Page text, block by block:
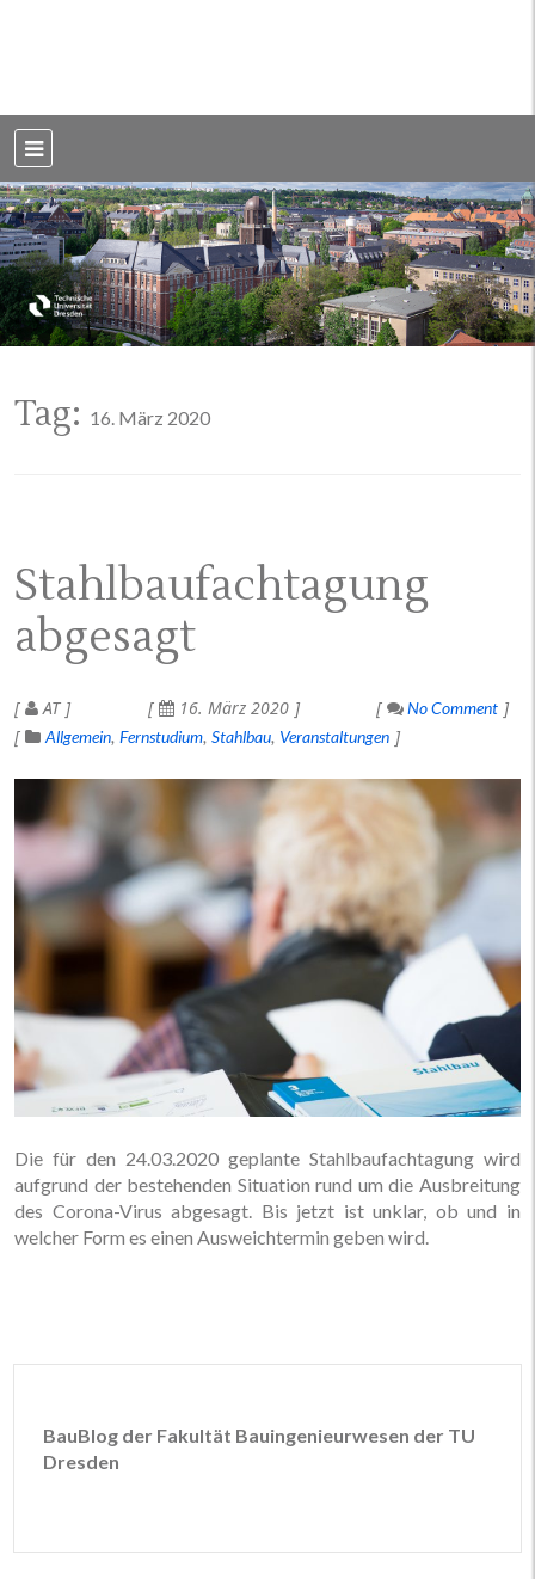
Dresden
Tag: 16. März 2020
Stahlbaufachtagung
abgesagt
AT 16. März 2020
No Comment
Allgemein Fernstudium Stahlbau Veranstaltungen
Die für den 24.03.2020 geplante Stahlbaufachtagung wird
aufgrund der bestehenden Situation rund um die Ausbreitung
des Corona-Virus abgesagt. Bis jetzt ist unklar, ob und in
welcher Form es einen Ausweichtermin geben wird.
BauBlog der Fakultät Bauingenieurwesen der TU
Dresden